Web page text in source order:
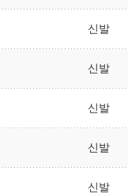
신발
신발
신발
신발
신발